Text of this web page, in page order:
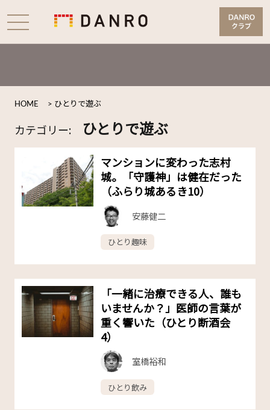
HOME > ひとりで遊ぶ
カテゴリー: ひとりで遊ぶ
マンションに変わった志村
城。「守護神」は健在だった
（ふらり城あるき10）
安藤健二
ひとり趣味
「一緒に治療できる人、誰も
いませんか？」医師の言葉が
重く響いた（ひとり断酒会
4）
室橋裕和
ひとり飲み